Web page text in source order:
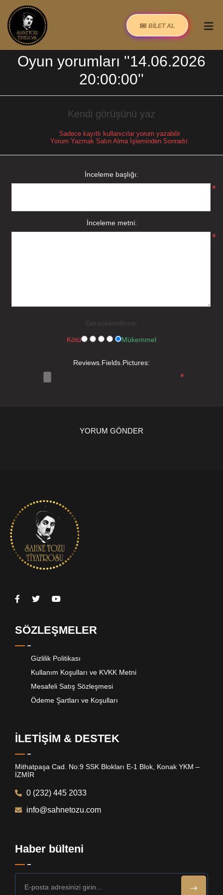
BİLET AL
Oyun yorumları
14.06.2026
20:00:00
Kendi görüşünü yaz
Sadece kayıtlı kullanıcılar yorum yazabilir
Yorum Yazmak Satın Alma İşleminden Sonradır.
İnceleme başlığı:
*
İnceleme metni:
*
Derecelendirme:
Kötü Mükemmel
Reviews.Fields.Pictures:
*
YORUM GÖNDER
SÖZLEŞMELER
Gizlilik Politikası
Kullanım Koşulları ve KVKK Metni
Mesafeli Satış Sözleşmesi
Ödeme Şartları ve Koşulları
İLETİŞİM & DESTEK
Mithatpaşa Cad. No:9 SSK Blokları E-1 Blok, Konak YKM –
İZMİR
0 (232) 445 2033
info@sahnetozu.com
Haber bülteni